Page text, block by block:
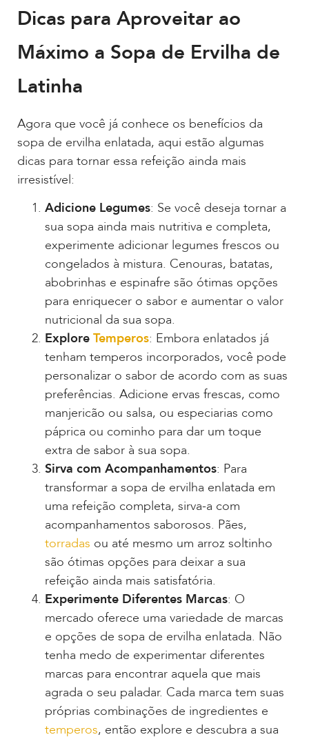
Dicas para Aproveitar ao
Máximo a Sopa de Ervilha de
Latinha
Agora que você já conhece os benefícios da
sopa de ervilha enlatada, aqui estão algumas
dicas para tornar essa refeição ainda mais
irresistível:
Adicione Legumes: Se você deseja tornar a
sua sopa ainda mais nutritiva e completa,
experimente adicionar legumes frescos ou
congelados à mistura. Cenouras, batatas,
abobrinhas e espinafre são ótimas opções
para enriquecer o sabor e aumentar o valor
nutricional da sua sopa.
Explore Temperos: Embora enlatados já
tenham temperos incorporados, você pode
personalizar o sabor de acordo com as suas
preferências. Adicione ervas frescas, como
manjericão ou salsa, ou especiarias como
páprica ou cominho para dar um toque
extra de sabor à sua sopa.
Sirva com Acompanhamentos: Para
transformar a sopa de ervilha enlatada em
uma refeição completa, sirva-a com
acompanhamentos saborosos. Pães,
torradas ou até mesmo um arroz soltinho
são ótimas opções para deixar a sua
refeição ainda mais satisfatória.
Experimente Diferentes Marcas: O
mercado oferece uma variedade de marcas
e opções de sopa de ervilha enlatada. Não
tenha medo de experimentar diferentes
marcas para encontrar aquela que mais
agrada o seu paladar. Cada marca tem suas
próprias combinações de ingredientes e
temperos, então explore e descubra a sua